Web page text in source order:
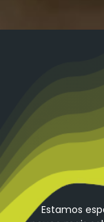
Estamos